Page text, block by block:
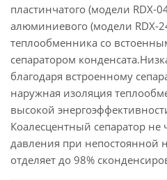
пластинчатого (модели RDX-
алюминиевого (модели RDX-
теплообменника со
сепаратором
благодаря встроенному
наружная изоляция
высокой
Коалесцентный сепаратор не
давления при непостоянной
отделяет до 98%